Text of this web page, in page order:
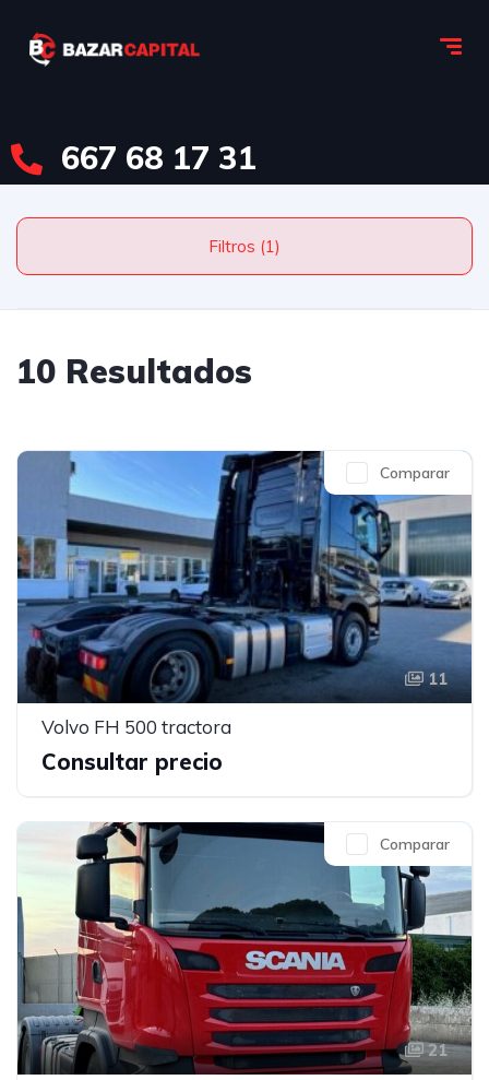
667 68 17 31
Filtros (1)
10 Resultados
11
Comparar
Volvo FH 500 tractora
Consultar precio
21
Comparar